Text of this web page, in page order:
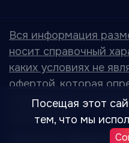
Вся информация
носит справочный
каких условиях не
офертой, которая
положениями статьи
кодекса РФ.
Политика обработки
Посещая этот
тем, что мы